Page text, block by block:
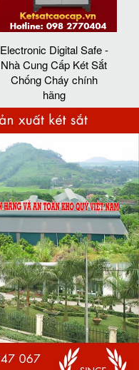
Electronic Digital Safe -
Nhà Cung Cấp Két Sắt
Chống Cháy chính
hãng